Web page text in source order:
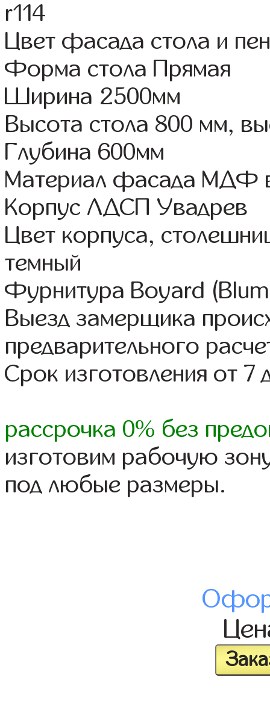
r114
Цвет фасада стола и
Форма стола Прямая
Ширина 2500мм
Высота стола 800 мм,
Глубина 600мм
Материал фасада МДФ
Корпус ЛДСП Увадрев
Цвет корпуса,
темный
Фурнитура Boyard
Выезд замерщика
предварительного
Срок изготовления от 7
рассрочка 0% без
изготовим рабочую
под любые размеры.